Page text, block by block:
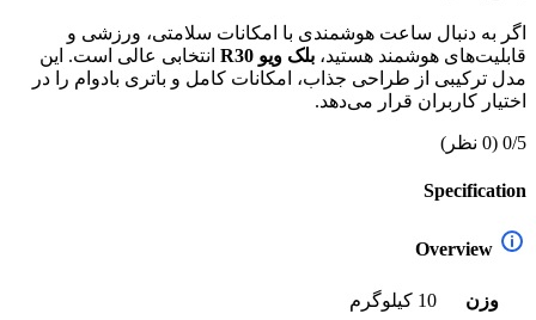
اگر به دنبال ساعت هوشمندی با امکانات سلامتی، ورزشی و
قابلیت‌های هوشمند هستید، بلک ویو R30
انتخابی عالی است. این
مدل ترکیبی از طراحی جذاب، امکانات کامل و باتری بادوام را در
اختیار کاربران قرار می‌دهد.
0/5 (0 نظر)
Specification
Overview
وزن
10 کیلوگرم